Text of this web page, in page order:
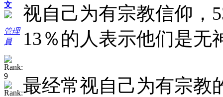
文
管理
員
视自己为有宗教信仰，
13％的人表示他们是无
最经常视自己为有宗教